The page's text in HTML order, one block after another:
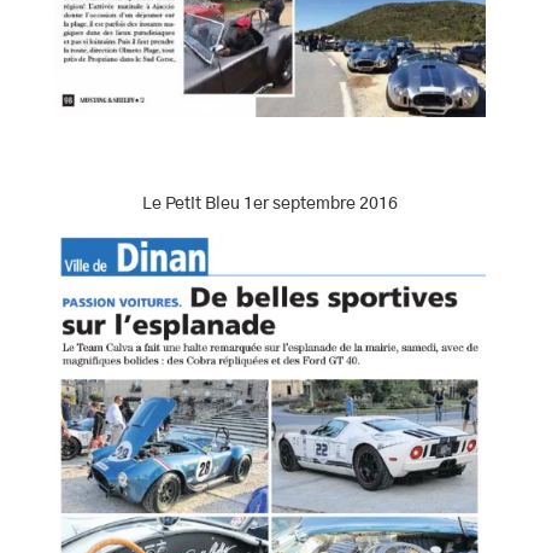
Le Petit Bleu 1er septembre 2016